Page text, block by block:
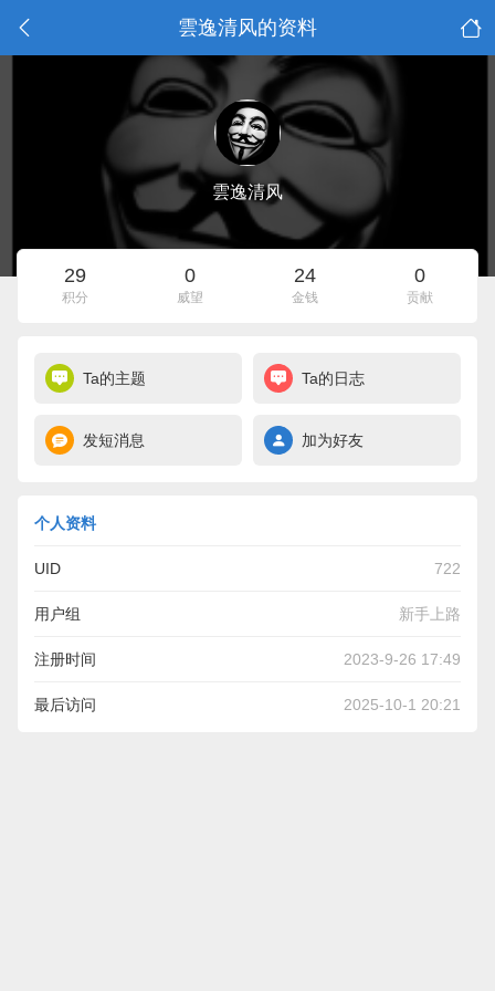
雲逸清风的资料
雲逸清风
29
积分
0
威望
24
金钱
0
贡献
Ta的主题 Ta的日志
发短消息 加为好友
个人资料
UID 722
用户组 新手上路
注册时间 2023-9-26 17:49
最后访问 2025-10-1 20:21